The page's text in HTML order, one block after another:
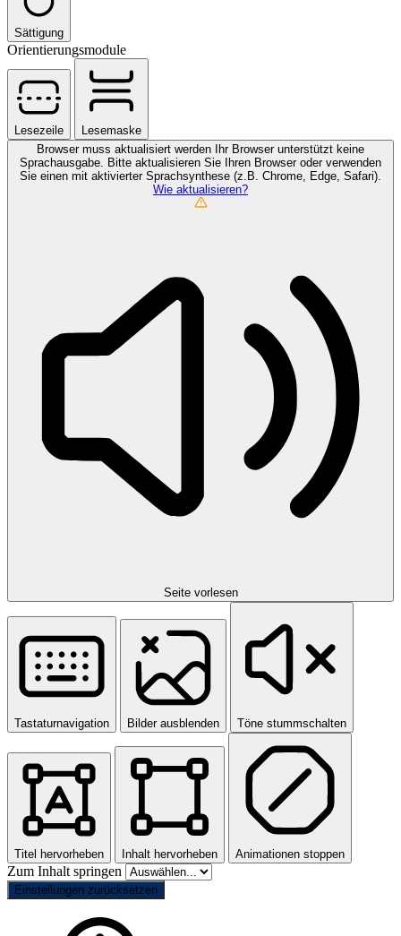
Sättigung
Orientierungsmodule
Lesezeile
Lesemaske
Browser muss aktualisiert werden
Ihr Browser unterstützt keine
Sprachausgabe. Bitte aktualisieren Sie Ihren Browser oder verwenden
Sie einen mit aktivierter Sprachsynthese (z.B. Chrome, Edge, Safari).
Wie aktualisieren?
Seite vorlesen
Tastaturnavigation Bilder ausblenden Töne stummschalten
Titel hervorheben Inhalt hervorheben Animationen stoppen
Zum Inhalt springen
Einstellungen zurücksetzen